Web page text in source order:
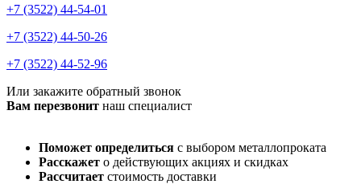
+7 (3522) 44-54-01
+7 (3522) 44-50-26
+7 (3522) 44-52-96
Или закажите обратный звонок
Вам перезвонит наш специалист
Поможет определиться с выбором металлопроката
Расскажет о действующих акциях и скидках
Рассчитает стоимость доставки